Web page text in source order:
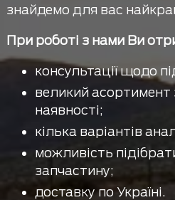
знайдемо для вас
При роботі з нами Ви
консультації щодо
великий асортимент
наявності;
кілька варіантів
можливість
запчастину;
доставку по Україні.